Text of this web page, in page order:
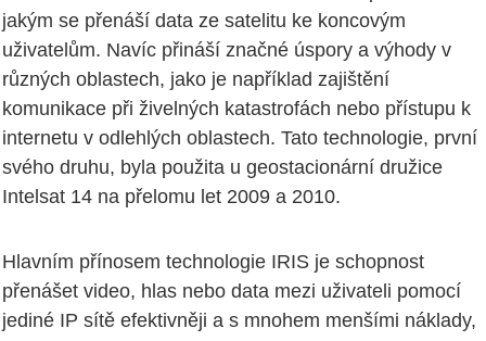
jakým se přenáší data ze satelitu ke koncovým
uživatelům. Navíc přináší značné úspory a výhody v
různých oblastech, jako je například zajištění
komunikace při živelných katastrofách nebo přístupu k
internetu v odlehlých oblastech. Tato technologie, první
svého druhu, byla použita u geostacionární družice
Intelsat 14 na přelomu let 2009 a 2010.
Hlavním přínosem technologie IRIS je schopnost
přenášet video, hlas nebo data mezi uživateli pomocí
jediné IP sítě efektivněji a s mnohem menšími náklady,